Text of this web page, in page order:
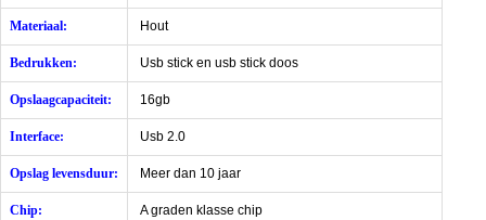
Materiaal: Hout
Bedrukken: Usb stick en usb stick doos
Opslaagcapaciteit: 16gb
Interface: Usb 2.0
Opslag levensduur: Meer dan 10 jaar
Chip: A graden klasse chip